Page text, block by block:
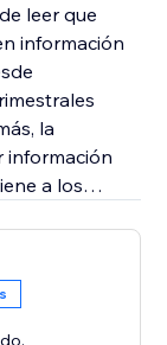
leer que
información
la
información
a los